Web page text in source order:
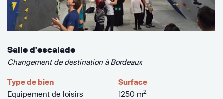
Salle d'escalade
Changement de destination à Bordeaux
Type de bien
Equipement de loisirs
Surface
1250 m2